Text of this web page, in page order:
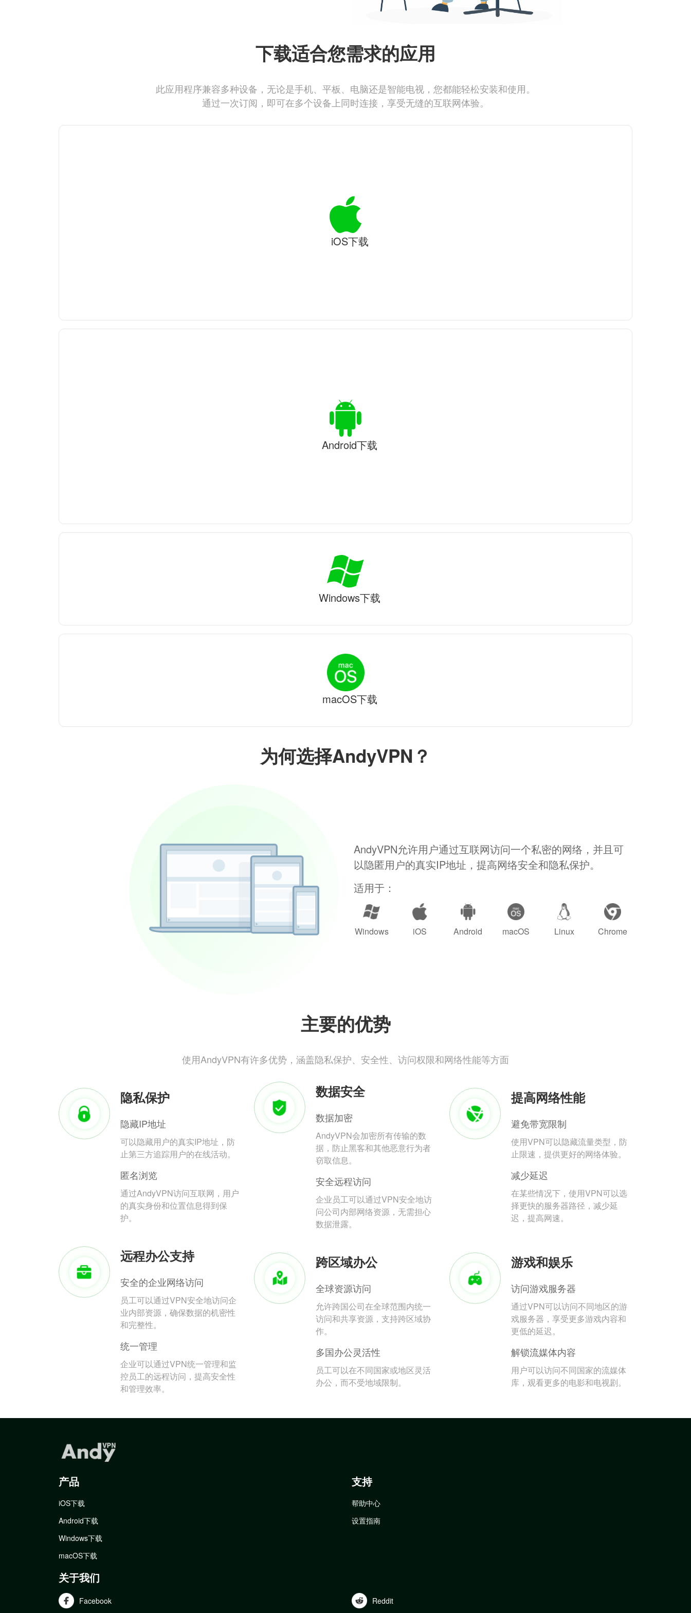
为何选择AndyVPN？
AndyVPN允许用户通过互联网访问一个私密的网络，并且可
以隐匿用户的真实IP地址，提高网络安全和隐私保护。
适用于：
Windows iOS Android macOS Linux Chrome
主要的优势
使用AndyVPN有许多优势，涵盖隐私保护、安全性、访问权限和网络性能等方面
隐私保护
隐藏IP地址
可以隐藏用户的真实IP地址，防
止第三方追踪用户的在线活动。
匿名浏览
通过AndyVPN访问互联网，用户
的真实身份和位置信息得到保
护。
数据安全
数据加密
AndyVPN会加密所有传输的数
据，防止黑客和其他恶意行为者
窃取信息。
安全远程访问
企业员工可以通过VPN安全地访
问公司内部网络资源，无需担心
数据泄露。
提高网络性能
避免带宽限制
使用VPN可以隐藏流量类型，防
止限速，提供更好的网络体验。
减少延迟
在某些情况下，使用VPN可以选
择更快的服务器路径，减少延
迟，提高网速。
远程办公支持
安全的企业网络访问
员工可以通过VPN安全地访问企
业内部资源，确保数据的机密性
和完整性。
统一管理
企业可以通过VPN统一管理和监
控员工的远程访问，提高安全性
和管理效率。
跨区域办公
全球资源访问
允许跨国公司在全球范围内统一
访问和共享资源，支持跨区域协
作。
多国办公灵活性
员工可以在不同国家或地区灵活
办公，而不受地域限制。
游戏和娱乐
访问游戏服务器
通过VPN可以访问不同地区的游
戏服务器，享受更多游戏内容和
更低的延迟。
解锁流媒体内容
用户可以访问不同国家的流媒体
库，观看更多的电影和电视剧。
下载适合您需求的应用
此应用程序兼容多种设备，无论是手机、平板、电脑还是智能电视，您都能轻松安装和使用。
通过一次订阅，即可在多个设备上同时连接，享受无缝的互联网体验。
iOS下载
Android下载
Windows下载
macOS下载
产品
iOS下载
Android下载
Windows下载
macOS下载
支持
帮助中心
设置指南
关于我们
Facebook Reddit